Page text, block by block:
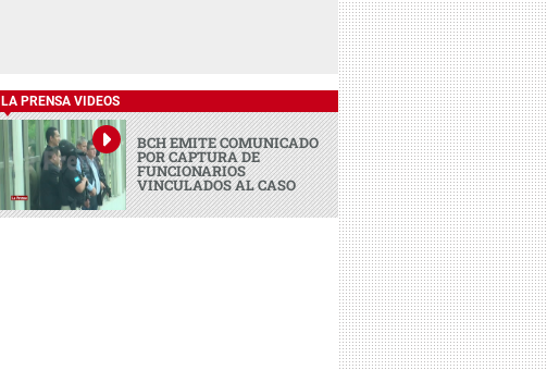
LA PRENSA VIDEOS
BCH EMITE COMUNICADO
POR CAPTURA DE
FUNCIONARIOS
VINCULADOS AL CASO